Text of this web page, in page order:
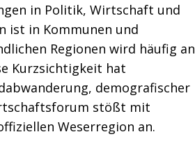
in Politik, Wirtschaft und
ist in Kommunen und
Regionen wird häufig an
Kurzsichtigkeit hat
demografischer
stößt mit
Weserregion an.